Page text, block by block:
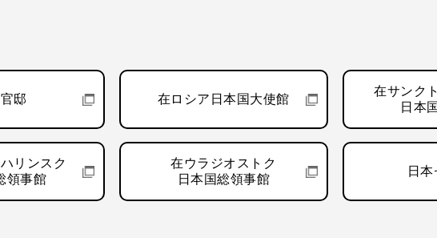
邸 在ロシア日本国大使館
在サンク
日本
リンスク
領事館
在ウラジオストク
日本国総領事館
日